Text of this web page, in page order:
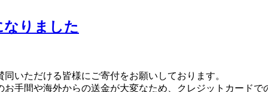
りました
いただける皆様にご寄付をお願いしております。
手間や海外からの送金が大変なため、クレジットカード